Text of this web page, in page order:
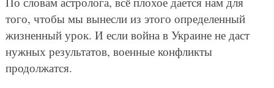
того, чтобы мы вынесли из этого определенный
жизненный урок. И если война в Украине не даст
нужных результатов, военные конфликты
продолжатся.